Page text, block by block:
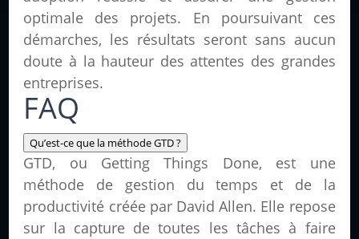
optimale des projets. En poursuivant ces
démarches, les résultats seront sans aucun
doute à la hauteur des attentes des grandes
entreprises.
FAQ
Qu’est-ce que la méthode GTD ?
GTD, ou Getting Things Done, est une
méthode de gestion du temps et de la
productivité créée par David Allen. Elle repose
sur la capture de toutes les tâches à faire